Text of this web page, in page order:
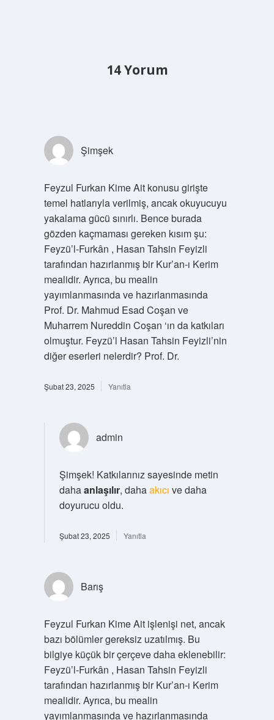
14 Yorum
Şimşek
Feyzul Furkan Kime Ait konusu girişte
temel hatlarıyla verilmiş, ancak okuyucuyu
yakalama gücü sınırlı. Bence burada
gözden kaçmaması gereken kısım şu:
Feyzü’l-Furkân , Hasan Tahsin Feyizli
tarafından hazırlanmış bir Kur’an-ı Kerim
mealidir. Ayrıca, bu mealin
yayımlanmasında ve hazırlanmasında
Prof. Dr. Mahmud Esad Coşan ve
Muharrem Nureddin Coşan ‘ın da katkıları
olmuştur. Feyzü’l Hasan Tahsin Feyizli’nin
diğer eserleri nelerdir? Prof. Dr.
Şubat 23, 2025 Yanıtla
admin
Şimşek! Katkılarınız sayesinde metin
dahaanlaşılır, dahaakıcı ve daha
doyurucu oldu.
Şubat 23, 2025 Yanıtla
Barış
Feyzul Furkan Kime Ait işlenişi net, ancak
bazı bölümler gereksiz uzatılmış. Bu
bilgiye küçük bir çerçeve daha eklenebilir:
Feyzü’l-Furkân , Hasan Tahsin Feyizli
tarafından hazırlanmış bir Kur’an-ı Kerim
mealidir. Ayrıca, bu mealin
yayımlanmasında ve hazırlanmasında